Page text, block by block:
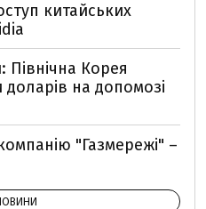
китайських
Північна Корея
на допомозі
"Газмережі" –